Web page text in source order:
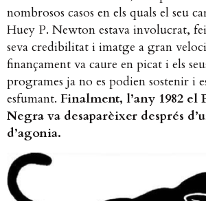
nombrosos casos en els quals el seu
Huey P. Newton estava involucrat,
seva credibilitat i imatge a gran
finançament va caure en picat i els
programes ja no es podien sostenir i
esfumant. Finalment, l’any 1982 el
Negra va desaparèixer després
d’agonia.